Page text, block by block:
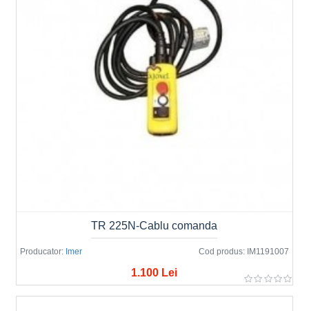
Producator: Imer Cod produs: IM1191007
TR 225N-Cablu comanda
1.100 Lei